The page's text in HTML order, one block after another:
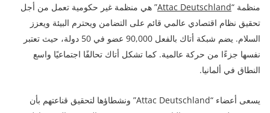
منظمة “Attac Deutschland” هي منظمة غير حكومية تعمل من أجل
تحقيق نظام اقتصادي عالمي قائم على التضامن ويحترم البيئة ويعزز
السلام. يضم شبكة أتاك بالفعل 90,000 عضو في 50 دولة، حيث تعتبر
نفسها جزءًا من حركة عالمية. كما تشكل أتاك تحالفًا اجتماعيًا واسع
النطاق في ألمانيا.
يسعى أعضاء “Attac Deutschland” ونشطاؤها لتحقيق قناعتهم بأن